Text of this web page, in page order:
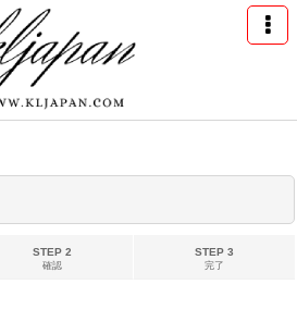
STEP 2
確認
STEP 3
完了